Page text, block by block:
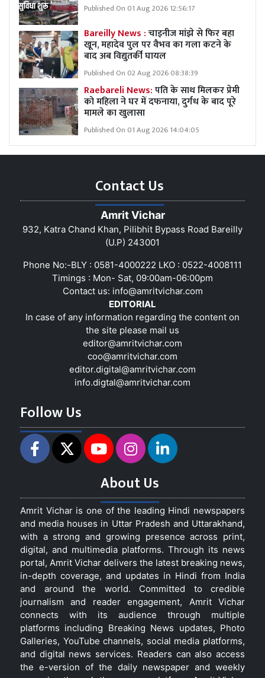
Published On 01 Aug 2026 12:56:17
Bareilly News :चाइनीज मांझे से फिर बहा
खून, महादेव पुल पर वैभव का गला कटने के
बाद अब विद्युतर्की घायल
Published On 02 Aug 2026 08:38:39
Raebareli News:पति के साथ मिलकर प्रेमी
को महिला ने घर में दफनाया, दुर्गध के बाद पूरे
मामले का खुलासा
Published On 01 Aug 2026 14:04:05
Contact Us
Amrit Vichar
932, Katra Chand Khan, Pilibhit Bypass Road Bareilly
(U.P) 243001
Phone No:-BLY : 0581-4000222 LKO : 0522-4008111
Timings : Mon- Sat, 09:00am-06:00pm
Contact us: info@amritvichar.com
EDITORIAL
In case of any information regarding the content on
the site please mail us
editor@amritvichar.com
coo@amritvichar.com
editor.digital@amritvichar.com
info.digtal@amritvichar.com
Follow Us
About Us
Amrit Vichar is one of the leading Hindi newspapers
and media houses in Uttar Pradesh and Uttarakhand,
with a strong and growing presence across print,
digital, and multimedia platforms. Through its news
portal, Amrit Vichar delivers the latest breaking news,
in-depth coverage, and updates in Hindi from India
and around the world. Committed to credible
journalism and reader engagement, Amrit Vichar
connects with its audience through multiple
platforms including Breaking News updates, Photo
Galleries, YouTube channels, social media platforms,
and digital news services. Readers can also access
the e-version of the daily newspaper and weekly